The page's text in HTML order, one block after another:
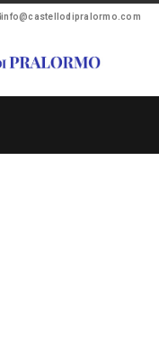
info@castellodipralormo.com